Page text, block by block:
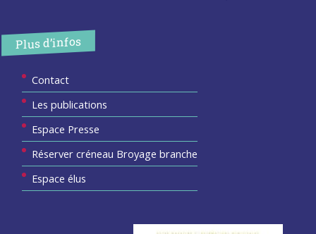
Plus d’infos
Contact
Les publications
Espace Presse
Réserver créneau Broyage branche
Espace élus